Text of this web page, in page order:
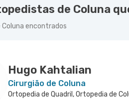
de Coluna
encontrados
Hugo Kahtalian
Cirurgião de Coluna